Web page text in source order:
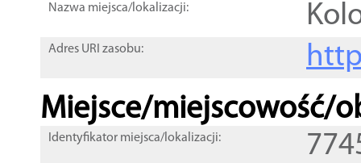
Nazwa miejsca/lokalizacji:
Adres URI zasobu:
Miejsce/miejscowość/
Identyfikator miejsca/lokalizacji: